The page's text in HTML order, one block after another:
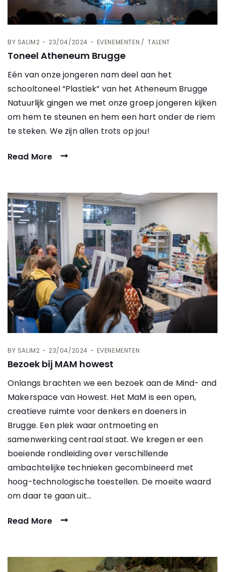
BY SALIM2 23/04/2024 EVENEMENTEN TALENT
Toneel Atheneum Brugge
Eén van onze jongeren nam deel aan het
schooltoneel “Plastiek” van het Atheneum Brugge
Natuurlijk gingen we met onze groep jongeren kijken
om hem te steunen en hem een hart onder de riem
te steken. We zijn allen trots op jou!
Read More
BY SALIM2 23/04/2024 EVENEMENTEN
Bezoek bij MAM howest
Onlangs brachten we een bezoek aan de Mind- and
Makerspace van Howest. Het MaM is een open,
creatieve ruimte voor denkers en doeners in
Brugge. Een plek waar ontmoeting en
samenwerking centraal staat. We kregen er een
boeiende rondleiding over verschillende
ambachtelijke technieken gecombineerd met
hoog-technologische toestellen. De moeite waard
om daar te gaan uit…
Read More